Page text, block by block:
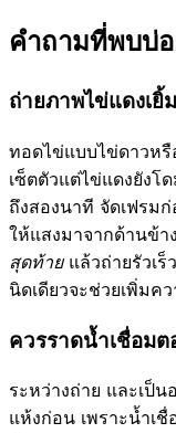
คำถามที่พบบ่
ถ่ายภาพไข่แดงเยิ้
ทอดไข่แบบไข่ดาวห
เซ็ตตัวแต่ไข่แดงยัง
ถึงสองนาที จัดเฟรม
ให้แสงมาจากด้านข้า
สุดท้ายแล้วถ่ายรัวเ
นิดเดียวจะช่วยเพิ่มคว
ควรราดน้ำเชื่อม
ระหว่างถ่าย และเป็
แห้งก่อน เพราะน้ำเ